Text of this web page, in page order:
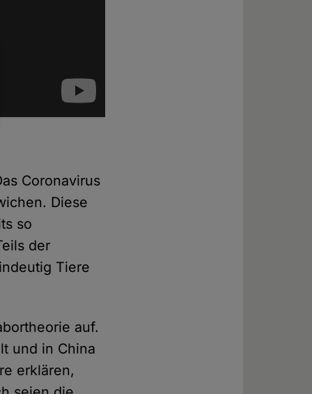
Coronavirus
Diese
so
der
Tiere
auf.
und in China
erklären,